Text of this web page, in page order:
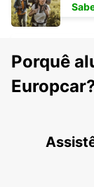
HOFN
HOFN -
Porquê